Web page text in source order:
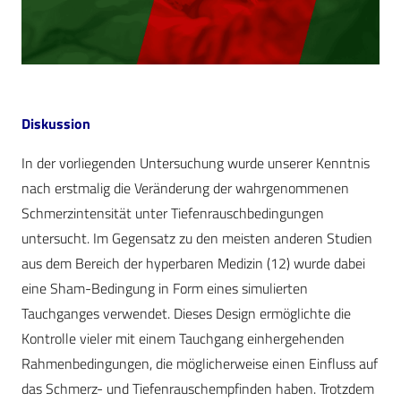
Diskussion
In der vorliegenden Untersuchung wurde unserer Kenntnis
nach erstmalig die Veränderung der wahrgenommenen
Schmerzintensität unter Tiefenrauschbedingungen
untersucht. Im Gegensatz zu den meisten anderen Studien
aus dem Bereich der hyperbaren Medizin (12) wurde dabei
eine Sham-Bedingung in Form eines simulierten
Tauchganges verwendet. Dieses Design ermöglichte die
Kontrolle vieler mit einem Tauchgang einhergehenden
Rahmenbedingungen, die möglicherweise einen Einfluss auf
das Schmerz- und Tiefenrauschempfinden haben. Trotzdem